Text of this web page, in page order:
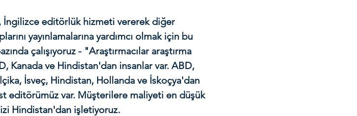
İngilizce editörlük hizmeti vererek diğer
yayınlamalarına yardımcı olmak için bu
çalışıyoruz - "Araştırmacılar araştırma
Kanada ve Hindistan'dan insanlar var. ABD,
İsveç, Hindistan, Hollanda ve İskoçya'dan
editörümüz var. Müşterilere maliyeti en düşük
Hindistan'dan işletiyoruz.